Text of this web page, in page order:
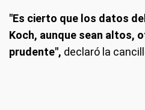
"Es cierto que los datos
Koch, aunque sean altos,
prudente", declaró la